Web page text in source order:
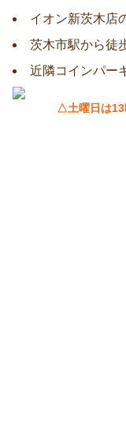
イオン新茨木店
茨木市駅から徒
近隣コインパー
△土曜日は